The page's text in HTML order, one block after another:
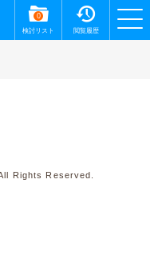
0
検討リスト 閲覧履歴
Rights Reserved.